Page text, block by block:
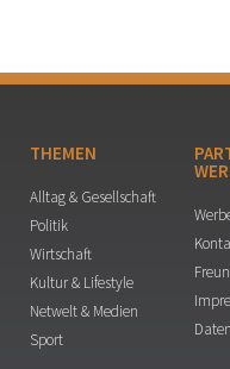
THEMEN
Alltag & Gesellschaft
Politik
Wirtschaft
Kultur & Lifestyle
Netwelt & Medien
Sport